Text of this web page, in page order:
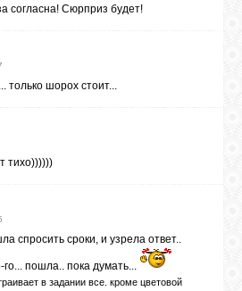
согласна! Сюрприз будет!
только шорох стоит...
тихо))))))
спросить сроки, и узрела ответ..
пошла.. пока думать...
в задании все. кроме цветовой